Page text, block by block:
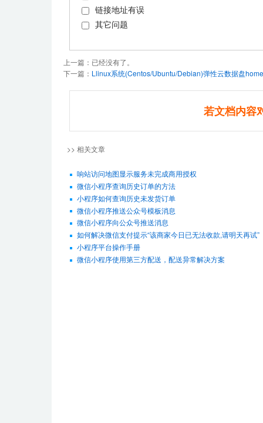
链接地址有误
其它问题
上一篇：已经没有了。
下一篇： Llinux系统(Centos/Ubuntu/Debian)弹性云数据盘
若文档内容
>> 相关文章
响站访问地图显示服务未完成商用授权
微信小程序查询历史订单的方法
小程序如何查询历史未发货订单
微信小程序推送公众号模板消息
微信小程序向公众号推送消息
如何解决微信支付提示“该商家今日已无法收款,请明天再试”
小程序平台操作手册
微信小程序使用第三方配送，配送异常解决方案